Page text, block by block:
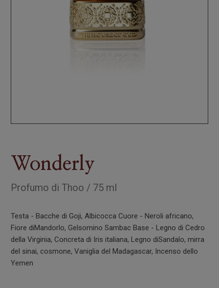
Wonderly
Profumo diThoo / 75 ml
Testa - Bacche di Goji, Albicocca Cuore - Neroli africano,
Fiore diMandorlo, Gelsomino Sambac Base - Legno di Cedro
della Virginia, Concreta di Iris italiana, Legno diSandalo, mirra
del sinai, cosmone, Vaniglia del Madagascar, Incenso dello
Yemen